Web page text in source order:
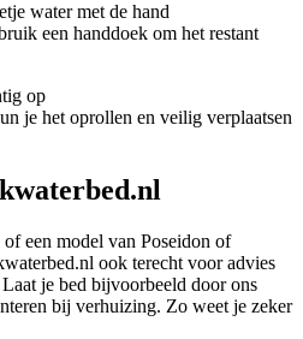
water met de hand
een handdoek om het restant
op
je het oprollen en veilig verplaatsen
een model van Poseidon of
ook terecht voor advies
Laat je bed bijvoorbeeld door ons
bij verhuizing. Zo weet je zeker